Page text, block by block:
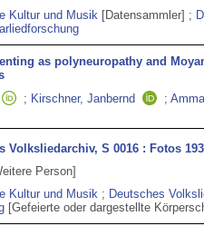
Kultur und Musik [Datensammler] ;
as polyneuropathy and
; Kirschner, Janbernd ;
Volksliedarchiv, S 0016 : Fotos
Person]
Kultur und Musik ; Deutsches
[Gefeierte oder dargestellte